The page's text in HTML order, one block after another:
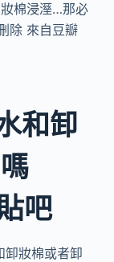
棉浸溼…那必
除 來自豆瓣
和卸
吧
妝棉或者卸